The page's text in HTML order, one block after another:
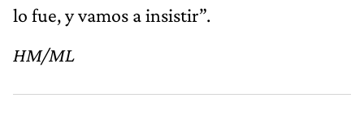
lo fue, y vamos a insistir”.
HM/ML